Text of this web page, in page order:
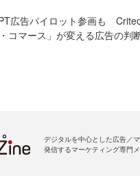
広告パイロット参画も
コマース」が変える広告の判
デジタルを中心とした広告／
発信するマーケティング専門メ